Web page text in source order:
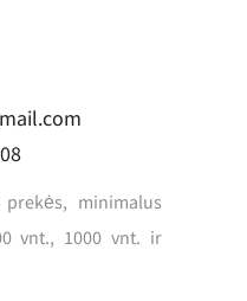
minimalus
vnt., 1000 vnt. ir